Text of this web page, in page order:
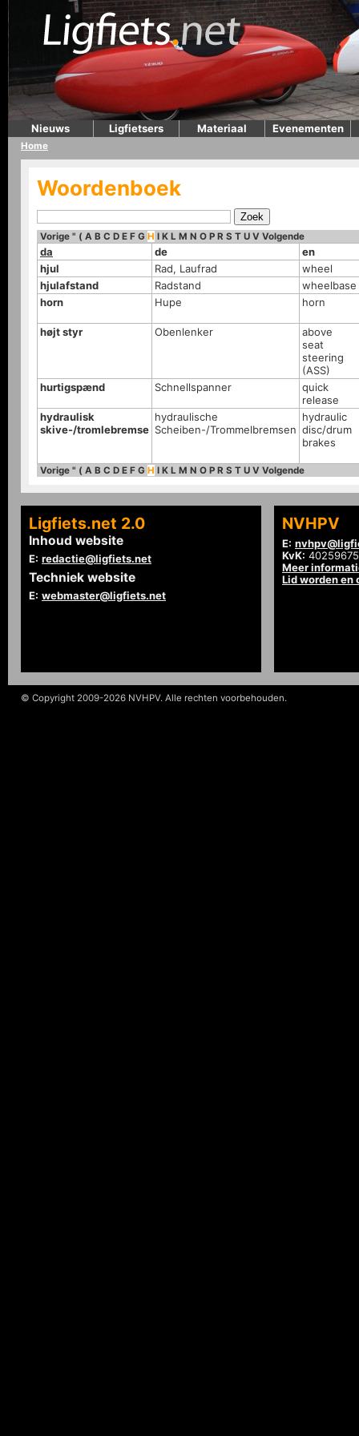
Nieuws Ligfietsers Materiaal Evenementen
Home
Woordenboek
Vorige " ( A B C D E F G H I K L M N O P R S T U V Volgende
da de
en
hjul
Rad, Laufrad
wheel
hjulafstand
Radstand
wheelbase
horn
Hupe horn
højt styr Obenlenker
above
seat
steering
(ASS)
hurtigspænd
Schnellspanner
quick
release
hydraulisk
skive-/tromlebremse
hydraulische
Scheiben-/Trommelbremsen
hydraulic
disc/drum
brakes
Vorige " ( A B C D E F G H I K L M N O P R S T U V Volgende
Ligfiets.net 2.0
Inhoud website
E: redactie@ligfiets.net
Techniek website
E: webmaster@ligfiets.net
NVHPV
E:
KvK: 40259675
Meer
Lid worden en
© Copyright 2009-2026 NVHPV. Alle rechten voorbehouden.